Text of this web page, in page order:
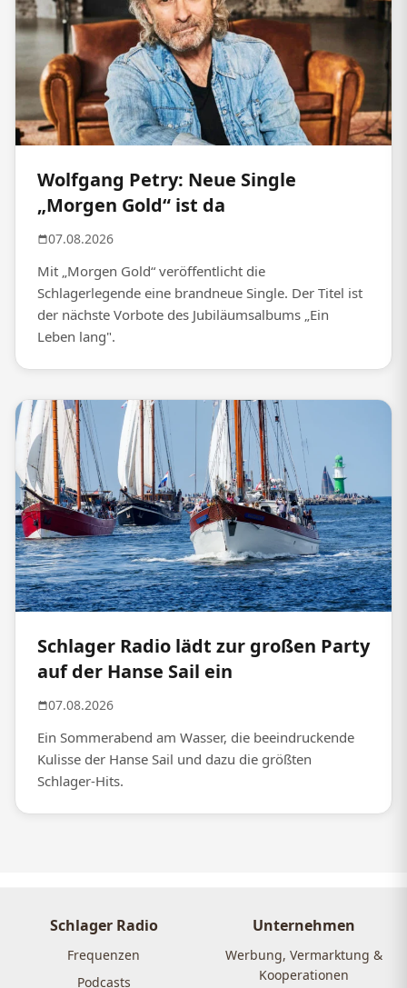
Wolfgang Petry: Neue Single
„Morgen Gold“ ist da
07.08.2026
Mit „Morgen Gold“ veröffentlicht die
Schlagerlegende eine brandneue Single. Der Titel ist
der nächste Vorbote des Jubiläumsalbums „Ein
Leben lang".
Schlager Radio lädt zur großen Party
auf der Hanse Sail ein
07.08.2026
Ein Sommerabend am Wasser, die beeindruckende
Kulisse der Hanse Sail und dazu die größten
Schlager-Hits.
Schlager Radio
Frequenzen
Podcasts
Unternehmen
Werbung, Vermarktung &
Kooperationen